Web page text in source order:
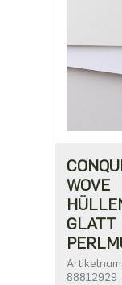
WOVE
GLATT
88812929